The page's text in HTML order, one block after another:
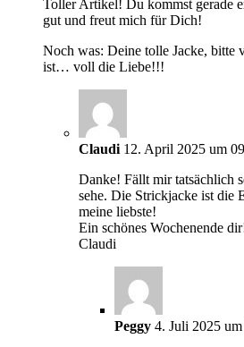
Toller Artikel! Du kommst gerade
gut und freut mich für Dich!
Noch was: Deine tolle Jacke, bitte
ist… voll die Liebe!!!
Claudi 12. April 2025 um
Danke! Fällt mir tatsächlich
sehe. Die Strickjacke ist die
meine liebste!
Ein schönes Wochenende
Claudi
Peggy 4. Juli 2025